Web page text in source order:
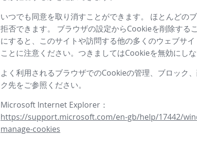
いつでも同意を取り消すことができます。 ほとんどの
拒否できます。 ブラウザの設定からCookieを削除する
にすると、このサイトや訪問する他の多くのウェブサ
ことに注意ください。つきましてはCookieを無効にしな
よく利用されるブラウザでのCookieの管理、ブロック
ク先をご参照ください。
Microsoft Internet Explorer：
https://support.microsoft.com/en-gb/help/17442/
manage-cookies